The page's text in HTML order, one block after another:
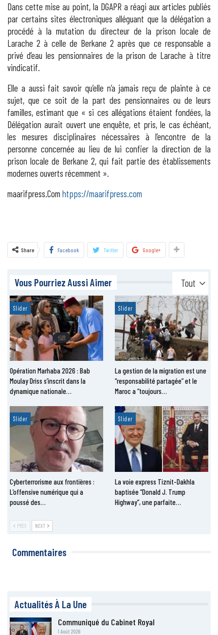
Dans cette mise au point, la DGAPR a réagi aux articles publiés
par certains sites électroniques alléguant que la délégation a
procédé à la mutation du directeur de la prison locale de
Larache 2 à celle de Berkane 2 après que ce responsable a
privé d’eau les pensionnaires de la prison de Larache à titre
vindicatif.
Elle a aussi fait savoir qu’elle n’a jamais reçu de plainte à ce
sujet, que ce soit de la part des pensionnaires ou de leurs
familles, estimant que « si ces allégations étaient fondées, la
Délégation aurait ouvert une enquête, et pris, le cas échéant,
les mesures disciplinaires nécessaires à l’encontre de la
personne concernée au lieu de lui confier la direction de la
prison locale de Berkane 2, qui fait partie des établissements
modernes ouverts récemment ».
maarifpress.Com htpps://maarifpress.com
Share Facebook Twitter Google+
Tout
Vous Pourriez Aussi Aimer
Slider
Opération Marhaba 2026 : Bab
Moulay Driss s’inscrit dans la
dynamique nationale…
Slider
La gestion de la migration est une
“responsabilité partagée” et le
Maroc a “toujours…
Slider
Cyberterrorisme aux frontières :
L’offensive numérique qui a
poussé des…
Slider
La voie express Tiznit-Dakhla
baptisée “Donald J. Trump
Highway”, une parfaite…
PREV NEXT
Commentaires
Actualités À La Une
Communiqué du Cabinet Royal
1 Août 2026